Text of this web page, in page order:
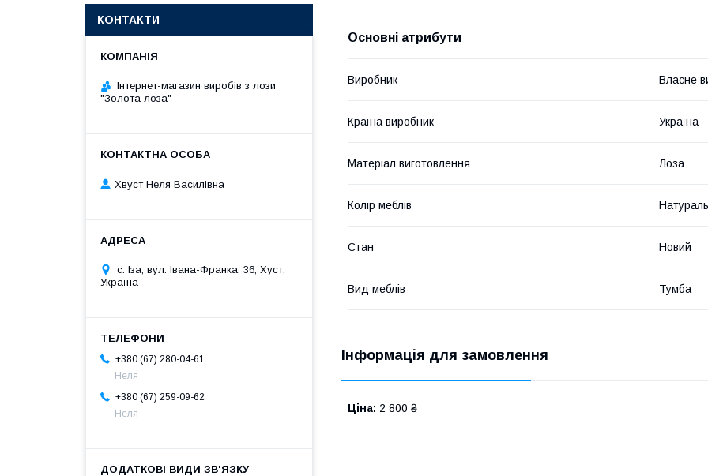
Основні атрибути
Виробник Власне
Країна виробник Україна
Матеріал виготовлення Лоза
Колір меблів
Стан Новий
Вид меблів Тумба
Інформація для замовлення
Ціна: 2 800 ₴
КОНТАКТИ
Інтернет-магазин виробів з лози
"Золота лоза"
Хвуст Неля Василівна
с. Іза, вул. Івана-Франка, 36, Хуст,
Україна
+380 (67) 280-04-61
Неля
+380 (67) 259-09-62
Неля